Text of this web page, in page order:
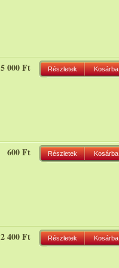
5 000 Ft Részletek Kosárba
600 Ft Részletek Kosárba
2 400 Ft Részletek Kosárba